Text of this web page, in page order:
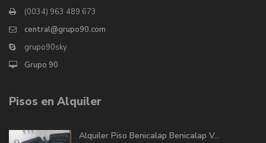
(0034) 963 489 673
central@grupo90.com
grupo90sky
Grupo 90
Pisos en Alquiler
Alquiler Piso Benicalap Benicalap V...